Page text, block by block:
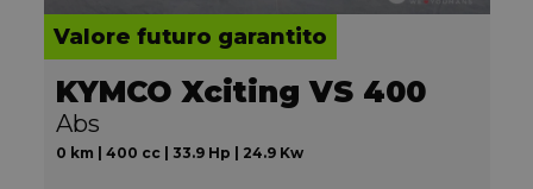
Valore futuro garantito
KYMCO Xciting VS 400
Abs
0 km | 400 cc | 33.9 Hp | 24.9 Kw